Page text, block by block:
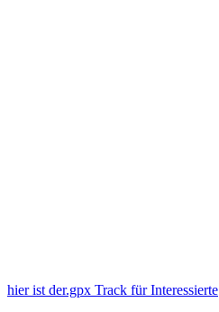
hier ist der.gpx Track für Interessierte